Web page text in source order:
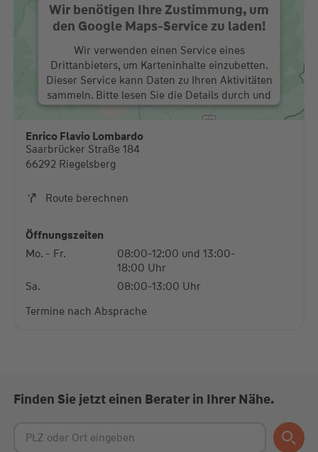
Wir benötigen Ihre Zustimmung, um
den Google Maps-Service zu laden!
Wir verwenden einen Service eines
Drittanbieters, um Karteninhalte einzubetten.
Dieser Service kann Daten zu Ihren Aktivitäten
sammeln. Bitte lesen Sie die Details durch und
stimmen Sie der Nutzung des Service zu, um
diese Karte anzuzeigen.
Mehr Informationen
Enrico Flavio Lombardo
Saarbrücker Straße 184
66292 Riegelsberg
Route berechnen
Öffnungszeiten
Mo. - Fr.
08:00-12:00 und 13:00-
18:00 Uhr
Sa.
08:00-13:00 Uhr
Termine nach Absprache
Finden Sie jetzt einen Berater in Ihrer Nähe.